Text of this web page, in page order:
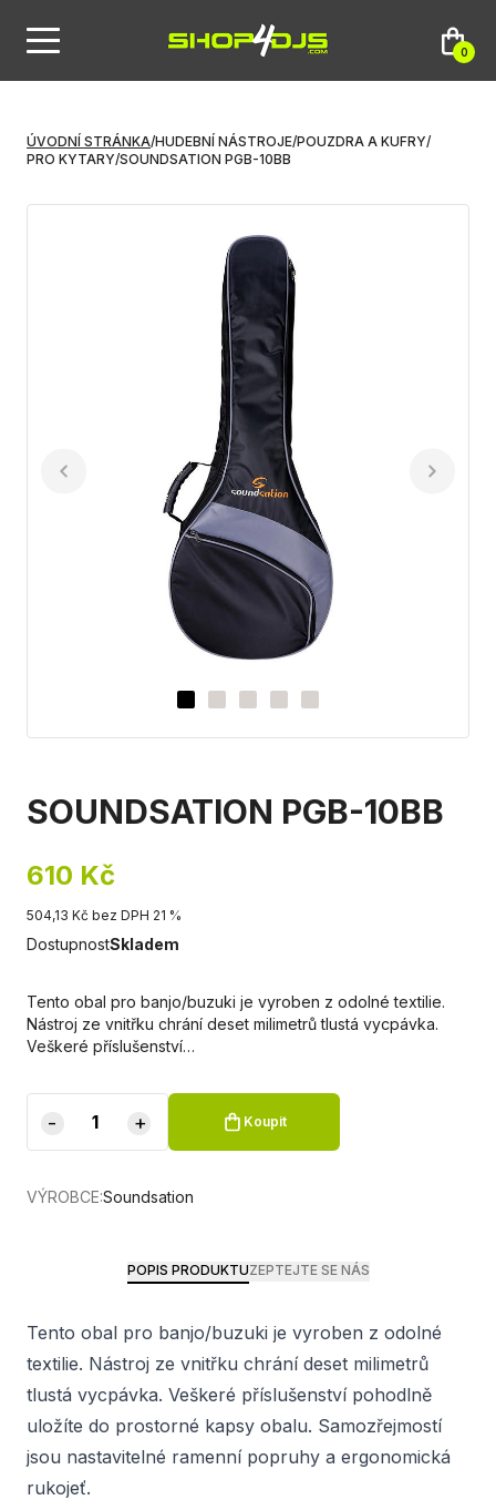
0
ÚVODNÍ STRÁNKA/HUDEBNÍ NÁSTROJE/POUZDRA A KUFRY/
PRO KYTARY/SOUNDSATION PGB-10BB
SOUNDSATION PGB-10BB
610 Kč
504,13 Kč bez DPH 21 %
DostupnostSkladem
Tento obal pro banjo/buzuki je vyroben z odolné textilie.
Nástroj ze vnitřku chrání deset milimetrů tlustá vycpávka.
Veškeré příslušenství…
- + Koupit
VÝROBCE:Soundsation
POPIS PRODUKTUZEPTEJTE SE NÁS
Tento obal pro banjo/buzuki je vyroben z odolné
textilie. Nástroj ze vnitřku chrání deset milimetrů
tlustá vycpávka. Veškeré příslušenství pohodlně
uložíte do prostorné kapsy obalu. Samozřejmostí
jsou nastavitelné ramenní popruhy a ergonomická
rukojeť.